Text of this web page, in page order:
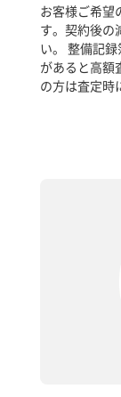
お客様ご希望
す。契約後の
い。 整備記
があると高額
の方は査定時